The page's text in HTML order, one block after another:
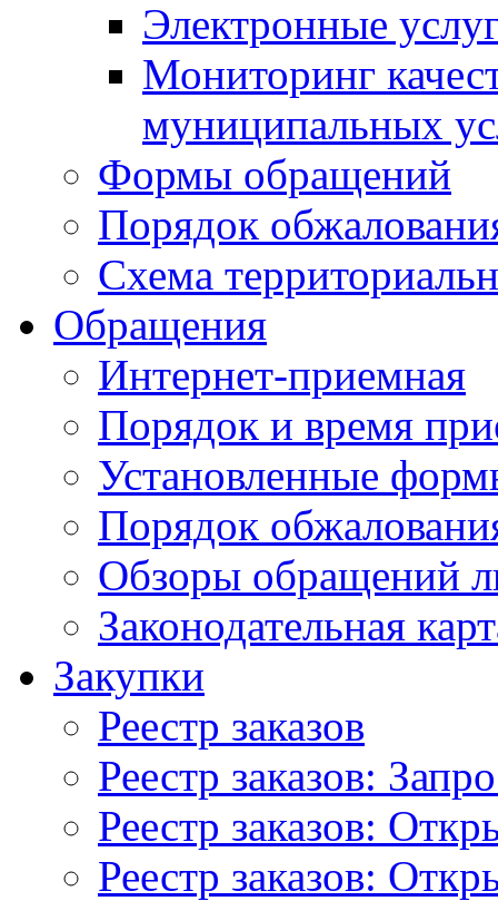
Электронные
Мониторинг
муниципальных
Формы обращений
Порядок
Схема
Обращения
Интернет-приемная
Порядок и время
Установленные
Порядок
Обзоры обращений
Законодательная
Закупки
Реестр заказов
Реестр заказов:
Реестр заказов:
Реестр заказов: